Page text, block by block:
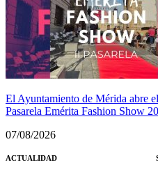
El Ayuntamiento de Mérida abre
Pasarela Emérita Fashion Show
07/08/2026
ACTUALIDAD